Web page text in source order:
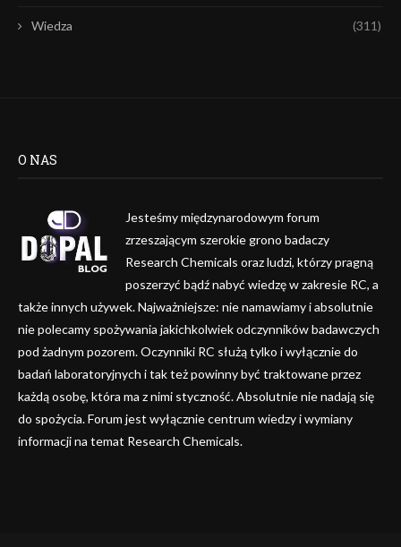
Wiedza (311)
O NAS
Jesteśmy międzynarodowym forum
zrzeszającym szerokie grono badaczy
Research Chemicals oraz ludzi, którzy pragną
poszerzyć bądź nabyć wiedzę w zakresie RC, a
także innych używek. Najważniejsze: nie namawiamy i absolutnie
nie polecamy spożywania jakichkolwiek odczynników badawczych
pod żadnym pozorem. Oczynniki RC służą tylko i wyłącznie do
badań laboratoryjnych i tak też powinny być traktowane przez
każdą osobę, która ma z nimi styczność. Absolutnie nie nadają się
do spożycia. Forum jest wyłącznie centrum wiedzy i wymiany
informacji na temat Research Chemicals.